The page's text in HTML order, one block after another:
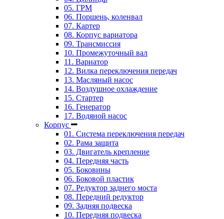
05. ГРМ
06. Поршень, коленвал
07. Картер
08. Корпус вариатора
09. Трансмиссия
10. Промежуточный вал
11. Вариатор
12. Вилка переключения передач
13. Масляный насос
14. Воздушное охлаждение
15. Стартер
16. Генератор
17. Водяной насос
Корпус
01. Система переключения передач
02. Рама защита
03. Двигатель крепление
04. Передняя часть
05. Боковины
06. Боковой пластик
07. Редуктор заднего моста
08. Передний редуктор
09. Задняя подвеска
10. Передняя подвеска